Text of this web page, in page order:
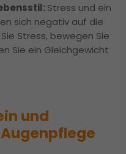
Stress und ein
sich negativ auf die
Stress, bewegen Sie
Sie ein Gleichgewicht
und